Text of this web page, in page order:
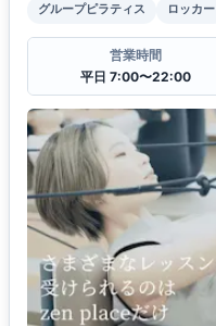
グループピラティス
ロッカー
営業時間
平日 7:00〜22:00